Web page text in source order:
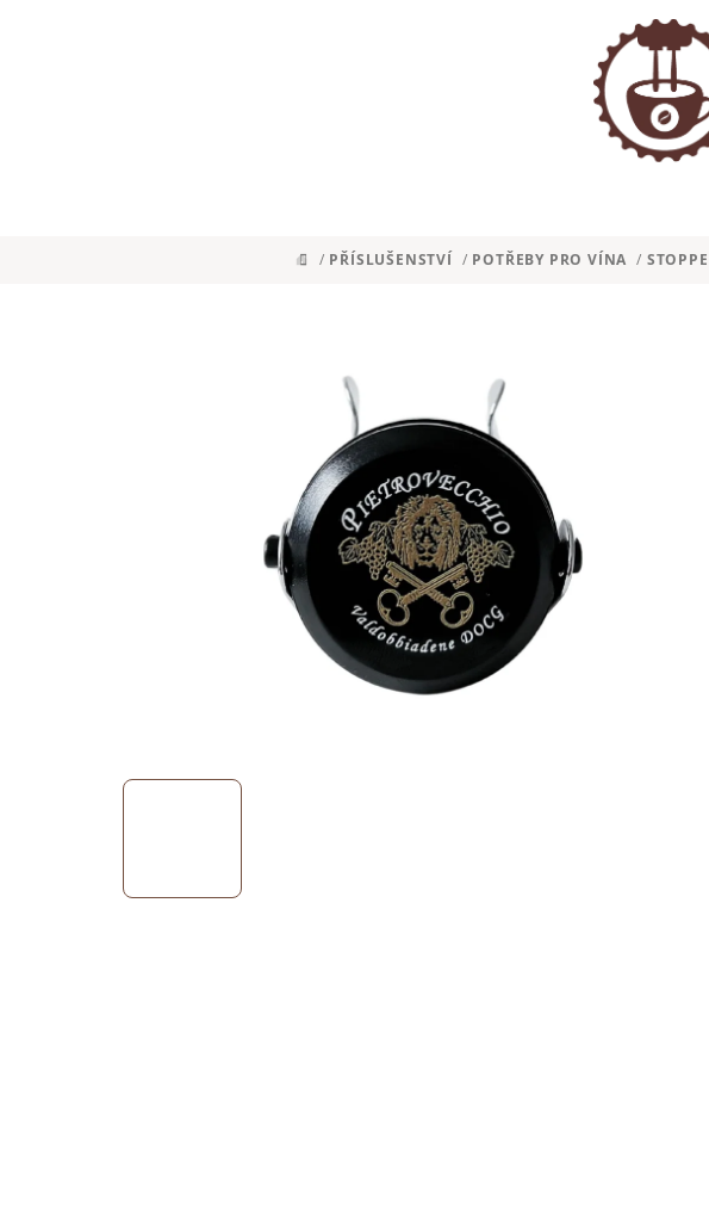
DOMŮ
/ PŘÍSLUŠENSTVÍ / POTŘEBY PRO VÍNA /